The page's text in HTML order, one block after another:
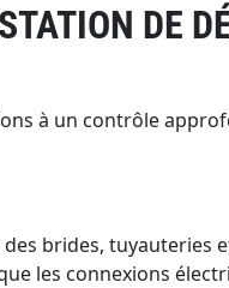
DE
à un contrôle
brides,
les connexions